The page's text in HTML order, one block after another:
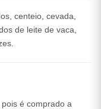
centeio, cevada,
de leite de vaca,
é comprado a